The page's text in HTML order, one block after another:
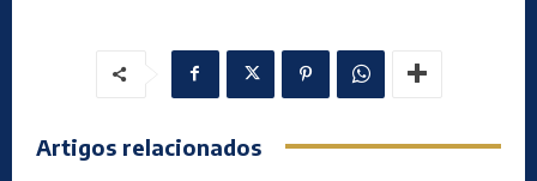
Artigos relacionados